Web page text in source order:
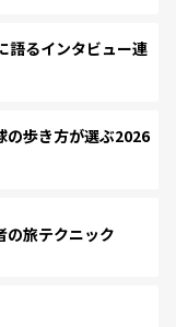
語るインタビュー連
の歩き方が選ぶ2026
の旅テクニック